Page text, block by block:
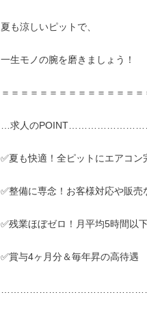
夏も涼しいピットで、
一生モノの腕を磨きましょう！
＝＝＝＝＝＝＝＝＝＝＝＝＝＝＝
…求人の
✅夏も快適！全ピットにエアコン
✅整備に専念！お客様対応や販売
✅残業ほぼゼロ！月平均5時間以
✅賞与4ヶ月分＆毎年昇の高待遇